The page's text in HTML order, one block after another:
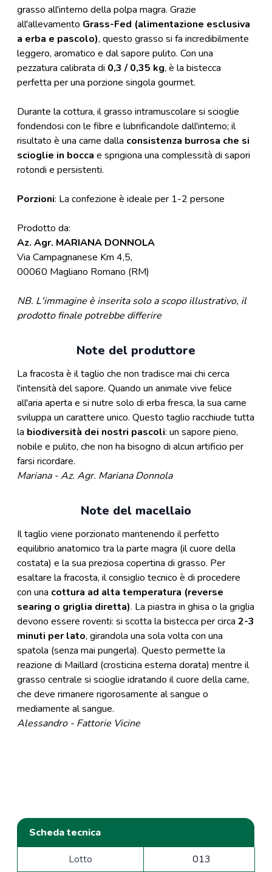
grasso all'interno della polpa magra. Grazie
all'allevamento Grass-Fed (alimentazione esclusiva
a erba e pascolo), questo grasso si fa incredibilmente
leggero, aromatico e dal sapore pulito. Con una
pezzatura calibrata di 0,3 / 0,35 kg, è la bistecca
perfetta per una porzione singola gourmet.
Durante la cottura, il grasso intramuscolare si scioglie
fondendosi con le fibre e lubrificandole dall'interno; il
risultato è una carne dalla consistenza burrosa che si
scioglie in bocca e sprigiona una complessità di sapori
rotondi e persistenti.
Porzioni: La confezione è ideale per 1-2 persone
Prodotto da:
Az. Agr. MARIANA DONNOLA
Via Campagnanese Km 4,5,
00060 Magliano Romano (RM)
NB. L'immagine è inserita solo a scopo illustrativo, il
prodotto finale potrebbe differire
Note del produttore
La fracosta è il taglio che non tradisce mai chi cerca
l'intensità del sapore. Quando un animale vive felice
all'aria aperta e si nutre solo di erba fresca, la sua carne
sviluppa un carattere unico. Questo taglio racchiude tutta
la biodiversità dei nostri pascoli: un sapore pieno,
nobile e pulito, che non ha bisogno di alcun artificio per
farsi ricordare.
Mariana - Az. Agr. Mariana Donnola
Note del macellaio
Il taglio viene porzionato mantenendo il perfetto
equilibrio anatomico tra la parte magra (il cuore della
costata) e la sua preziosa copertina di grasso. Per
esaltare la fracosta, il consiglio tecnico è di procedere
con una cottura ad alta temperatura (reverse
searing o griglia diretta). La piastra in ghisa o la griglia
devono essere roventi: si scotta la bistecca per circa2-3
minuti per lato, girandola una sola volta con una
spatola (senza mai pungerla). Questo permette la
reazione di Maillard (crosticina esterna dorata) mentre il
grasso centrale si scioglie idratando il cuore della carne,
che deve rimanere rigorosamente al sangue o
mediamente al sangue.
Alessandro - Fattorie Vicine
Scheda tecnica
Lotto
013